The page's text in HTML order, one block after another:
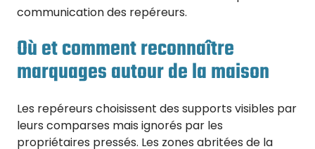
communication des repéreurs.
Où et comment reconnaître
marquages autour de la maison
Les repéreurs choisissent des supports visibles par
leurs comparses mais ignorés par les
propriétaires pressés. Les zones abritées de la